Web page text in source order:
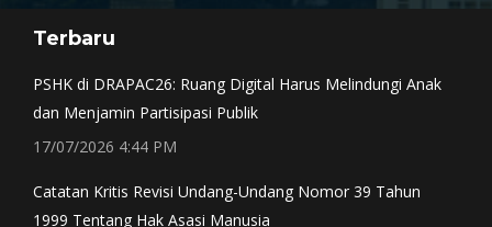
opens
window
opens
window
opens
window
Terbaru
PSHK di DRAPAC26: Ruang Digital Harus Melindungi Anak
dan Menjamin Partisipasi Publik
17/07/2026 4:44 PM
Catatan Kritis Revisi Undang-Undang Nomor 39 Tahun
1999 Tentang Hak Asasi Manusia